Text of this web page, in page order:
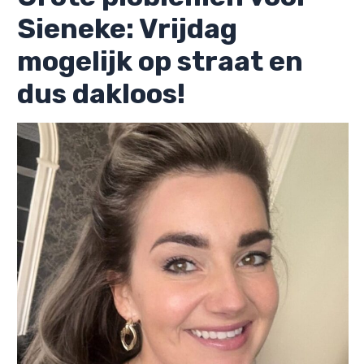
Sieneke: Vrijdag
mogelijk op straat en
dus dakloos!